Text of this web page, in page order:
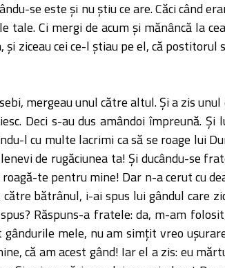
se este şi nu ştiu ce are. Căci când
tale. Ci mergi de acum şi mănâncă la
ziceau cei ce-l ştiau pe el, că
mergeau unul către altul. Şi a zis
Deci s-au dus amândoi împreună.
l cu multe lacrimi ca să se roage lui
de rugăciunea ta! Şi ducându-se
roagă-te pentru mine! Dar n-a cerut cu
bătrânul, i-ai spus lui gândul care
Răspuns-a fratele: da, m-am
mele, nu am simţit vreo
că am acest gând! Iar el a zis: eu